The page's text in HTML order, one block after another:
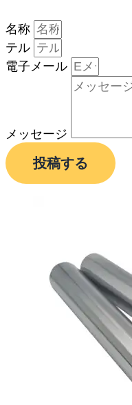
名称
テル
電子メール
メッセージ
投稿する